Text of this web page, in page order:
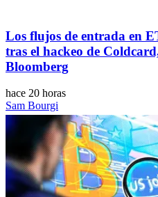
Los flujos de entrada en
tras el hackeo de
Bloomberg
hace 20 horas
Sam Bourgi